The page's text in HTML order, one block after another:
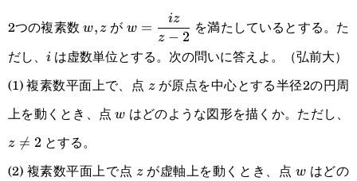
2つの複素数w, z が
\displaystyle
w=\frac{iz}
w =
z − 2
iz
を満たしているとする。た
だし、 i
i は虚数単位とする。次の問いに答えよ。（弘前大）
(1) 複素数平面上で、点 z
zが原点を中心とする半径2の円周
上を動くとき、点w
w はどのような図形を描くか。ただし、
z 
= 2 とする。
(2) 複素数平面上で点 z
zが虚軸上を動くとき、点 w
w はどの